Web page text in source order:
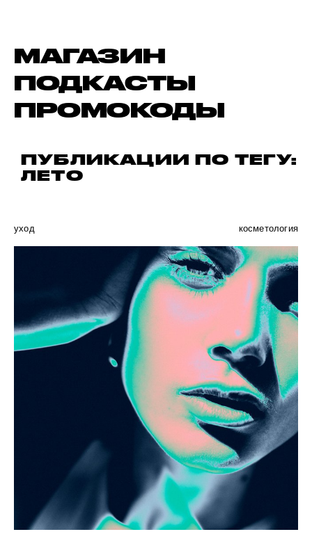
МАГАЗИН
ПОДКАСТЫ
ПРОМОКОДЫ
ПУБЛИКАЦИИ ПО ТЕГУ:
ЛЕТО
уход косметология